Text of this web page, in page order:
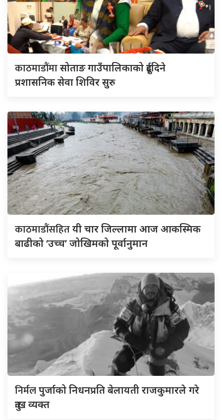
काठमाडौंमासोताङ गाउँपालिकाको दुईदिने
प्रशासनिक सेवा शिविर सुरु
काठमाडौंसहितयी चार जिल्लामा आज आकस्मिक
बाढीको ‘उच्च’ जोखिमको पूर्वानुमान
निर्मलपुर्जाको निधनप्रति बेलायती राजकुमारले गरे
दुःख व्यक्त